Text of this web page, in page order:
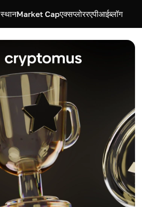
स्थानMarket Capएक्सप्लोररएपीआईब्लॉग